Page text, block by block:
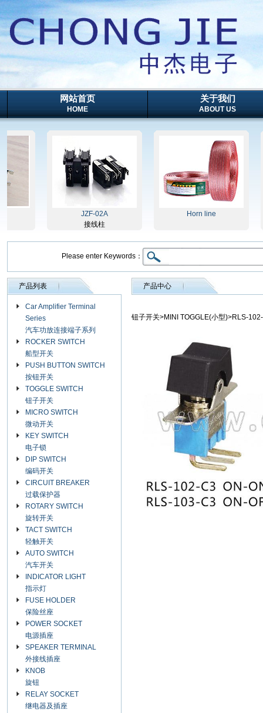
网站首页
HOME
关于我们
ABOUT US
JZF-02A
接线柱
Horn line
Please enter Keywords：
产品列表
Car Amplifier Terminal
Series
汽车功放连接端子系列
ROCKER SWITCH
船型开关
PUSH BUTTON SWITCH
按钮开关
TOGGLE SWITCH
钮子开关
MICRO SWITCH
微动开关
KEY SWITCH
电子锁
DIP SWITCH
编码开关
CIRCUIT BREAKER
过载保护器
ROTARY SWITCH
旋转开关
TACT SWITCH
轻触开关
AUTO SWITCH
汽车开关
INDICATOR LIGHT
指示灯
FUSE HOLDER
保险丝座
POWER SOCKET
电源插座
SPEAKER TERMINAL
外接线插座
KNOB
旋钮
RELAY SOCKET
继电器及插座
产品中心
钮子开关>MINI TOGGLE(小型)>RLS-